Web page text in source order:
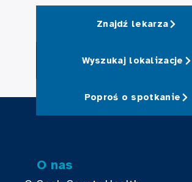
Znajdź lekarza
Wyszukaj lokalizacje
Poproś o spotkanie
O nas